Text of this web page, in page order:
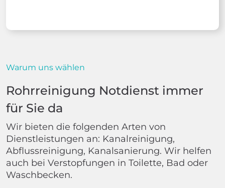
Warum uns wählen
Rohrreinigung Notdienst immer
für Sie da
Wir bieten die folgenden Arten von
Dienstleistungen an: Kanalreinigung,
Abflussreinigung, Kanalsanierung. Wir helfen
auch bei Verstopfungen in Toilette, Bad oder
Waschbecken.